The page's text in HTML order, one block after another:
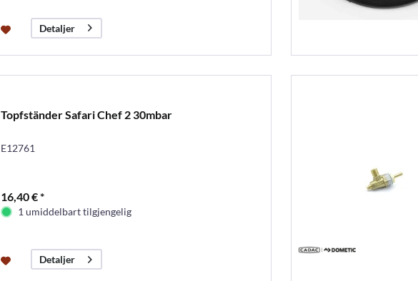
Detaljer
Topfständer Safari Chef 2 30mbar
E12761
16,40 € *
1 umiddelbart tilgjengelig
Detaljer